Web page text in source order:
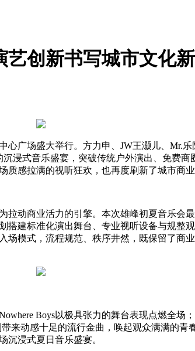
创新书写城市文化新
广场盛大举行。方力申、JW王灏儿、Mr.
浸式音乐盛宴，突破传统户外演出、免费
感拉满的视听狂欢，也再度刷新了城市商
动商业活力的引擎。本次雄峰初夏音乐会
建标准化演出舞台、专业视听设备与规整
模式，流程规范、秩序井然，既保留了商
Boys以极具张力的舞台表现点燃全场
来动感十足的流行金曲，唤起观众满满的
沉浸式夏日音乐盛宴。